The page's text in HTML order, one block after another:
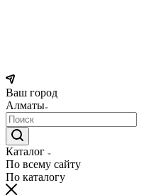
Ваш город
Алматы
Каталог
По всему сайту
По каталогу